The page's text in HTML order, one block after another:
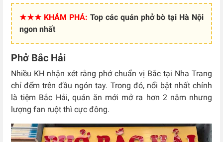
★★★ KHÁM PHÁ: Top các quán phở bò tại Hà Nội
ngon nhất
Phở Bắc Hải
Nhiều KH nhận xét rằng phở chuẩn vị Bắc tại Nha Trang
chỉ đếm trên đầu ngón tay. Trong đó, nổi bật nhất chính
là tiệm Bắc Hải, quán ăn mới mở ra hơn 2 năm nhưng
lượng fan ruột thì cực đông.